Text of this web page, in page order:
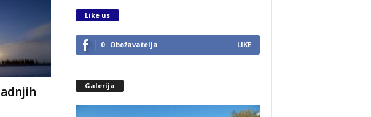
Like us
0 Obožavatelja LIKE
Galerija